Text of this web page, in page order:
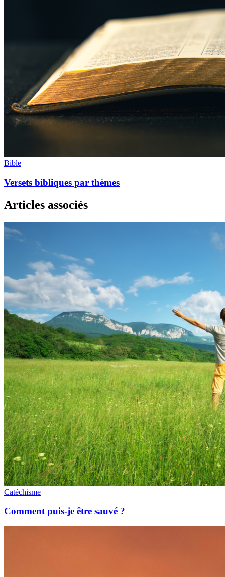
Bible
Versets bibliques par thèmes
Articles associés
Catéchisme
Comment puis-je être sauvé ?